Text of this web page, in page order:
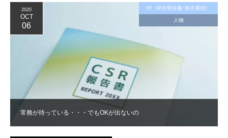
常務が待っている・・・でもOKが出ないの
2020
OCT
06
IR［統合報告書･株主通信］
人物